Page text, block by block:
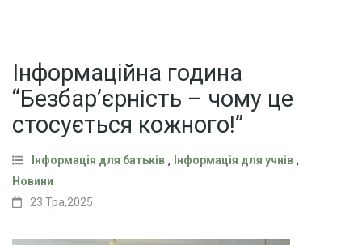
Інформаційна година
“Безбар’єрність – чому це
стосується кожного!”
Інформація для батьків , Інформація для учнів ,
Новини
23 Тра,2025